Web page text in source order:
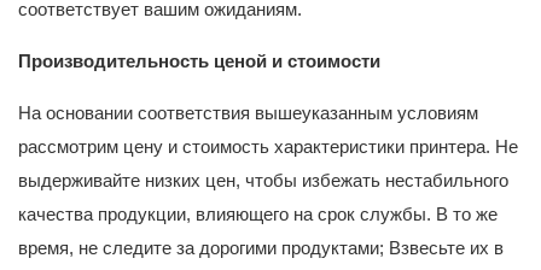
соответствует вашим ожиданиям.
Производительность ценой и стоимости
На основании соответствия вышеуказанным условиям
рассмотрим цену и стоимость характеристики принтера. Не
выдерживайте низких цен, чтобы избежать нестабильного
качества продукции, влияющего на срок службы. В то же
время, не следите за дорогими продуктами; Взвесьте их в